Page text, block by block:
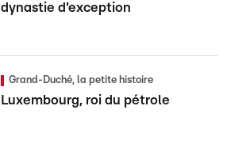
dynastie d'exception
Grand-Duché, la petite histoire
Luxembourg, roi du pétrole